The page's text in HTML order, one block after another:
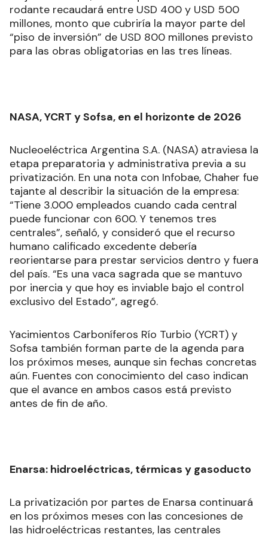
rodante recaudará entre USD 400 y USD 500
millones, monto que cubriría la mayor parte del
“piso de inversión” de USD 800 millones previsto
para las obras obligatorias en las tres líneas.
NASA, YCRT y Sofsa, en el horizonte de 2026
Nucleoeléctrica Argentina S.A. (NASA) atraviesa la
etapa preparatoria y administrativa previa a su
privatización. En una nota con Infobae, Chaher fue
tajante al describir la situación de la empresa:
“Tiene 3.000 empleados cuando cada central
puede funcionar con 600. Y tenemos tres
centrales”, señaló, y consideró que el recurso
humano calificado excedente debería
reorientarse para prestar servicios dentro y fuera
del país. “Es una vaca sagrada que se mantuvo
por inercia y que hoy es inviable bajo el control
exclusivo del Estado”, agregó.
Yacimientos Carboníferos Río Turbio (YCRT) y
Sofsa también forman parte de la agenda para
los próximos meses, aunque sin fechas concretas
aún. Fuentes con conocimiento del caso indican
que el avance en ambos casos está previsto
antes de fin de año.
Enarsa: hidroeléctricas, térmicas y gasoducto
La privatización por partes de Enarsa continuará
en los próximos meses con las concesiones de
las hidroeléctricas restantes, las centrales